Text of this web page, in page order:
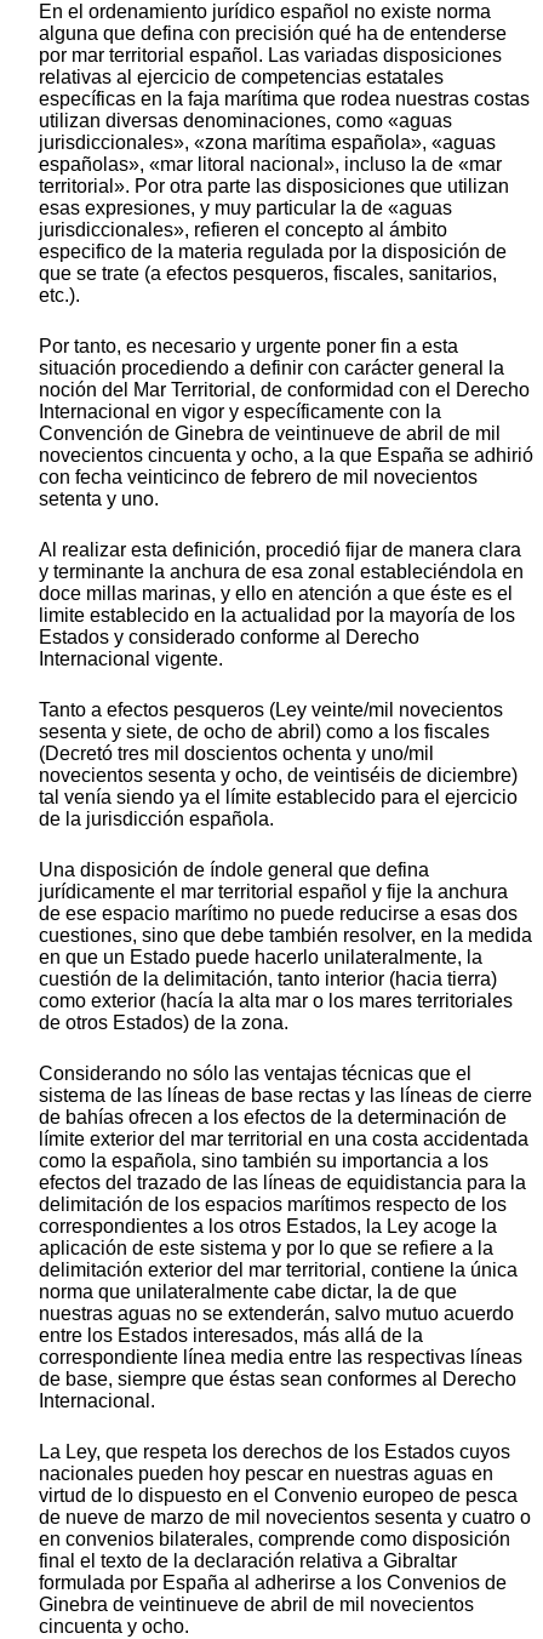
En el ordenamiento jurídico español no existe norma
alguna que defina con precisión qué ha de entenderse
por mar territorial español. Las variadas disposiciones
relativas al ejercicio de competencias estatales
específicas en la faja marítima que rodea nuestras costas
utilizan diversas denominaciones, como «aguas
jurisdiccionales», «zona marítima española», «aguas
españolas», «mar litoral nacional», incluso la de «mar
territorial». Por otra parte las disposiciones que utilizan
esas expresiones, y muy particular la de «aguas
jurisdiccionales», refieren el concepto al ámbito
especifico de la materia regulada por la disposición de
que se trate (a efectos pesqueros, fiscales, sanitarios,
etc.).
Por tanto, es necesario y urgente poner fin a esta
situación procediendo a definir con carácter general la
noción del Mar Territorial, de conformidad con el Derecho
Internacional en vigor y específicamente con la
Convención de Ginebra de veintinueve de abril de mil
novecientos cincuenta y ocho, a la que España se adhirió
con fecha veinticinco de febrero de mil novecientos
setenta y uno.
Al realizar esta definición, procedió fijar de manera clara
y terminante la anchura de esa zonal estableciéndola en
doce millas marinas, y ello en atención a que éste es el
limite establecido en la actualidad por la mayoría de los
Estados y considerado conforme al Derecho
Internacional vigente.
Tanto a efectos pesqueros (Ley veinte/mil novecientos
sesenta y siete, de ocho de abril) como a los fiscales
(Decretó tres mil doscientos ochenta y uno/mil
novecientos sesenta y ocho, de veintiséis de diciembre)
tal venía siendo ya el límite establecido para el ejercicio
de la jurisdicción española.
Una disposición de índole general que defina
jurídicamente el mar territorial español y fije la anchura
de ese espacio marítimo no puede reducirse a esas dos
cuestiones, sino que debe también resolver, en la medida
en que un Estado puede hacerlo unilateralmente, la
cuestión de la delimitación, tanto interior (hacia tierra)
como exterior (hacía la alta mar o los mares territoriales
de otros Estados) de la zona.
Considerando no sólo las ventajas técnicas que el
sistema de las líneas de base rectas y las líneas de cierre
de bahías ofrecen a los efectos de la determinación de
límite exterior del mar territorial en una costa accidentada
como la española, sino también su importancia a los
efectos del trazado de las líneas de equidistancia para la
delimitación de los espacios marítimos respecto de los
correspondientes a los otros Estados, la Ley acoge la
aplicación de este sistema y por lo que se refiere a la
delimitación exterior del mar territorial, contiene la única
norma que unilateralmente cabe dictar, la de que
nuestras aguas no se extenderán, salvo mutuo acuerdo
entre los Estados interesados, más allá de la
correspondiente línea media entre las respectivas líneas
de base, siempre que éstas sean conformes al Derecho
Internacional.
La Ley, que respeta los derechos de los Estados cuyos
nacionales pueden hoy pescar en nuestras aguas en
virtud de lo dispuesto en el Convenio europeo de pesca
de nueve de marzo de mil novecientos sesenta y cuatro o
en convenios bilaterales, comprende como disposición
final el texto de la declaración relativa a Gibraltar
formulada por España al adherirse a los Convenios de
Ginebra de veintinueve de abril de mil novecientos
cincuenta y ocho.